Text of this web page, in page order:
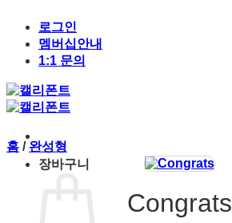
content
로그인
멤버십안내
1:1 문의
장바구니
홈 / 완성형
Congrats